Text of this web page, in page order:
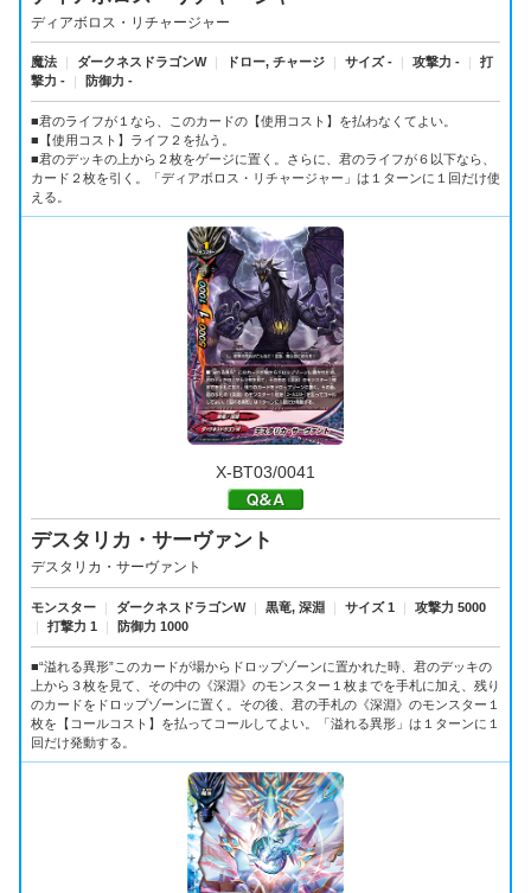
ディアボロス・リチャージャー
魔法 ダークネスドラゴンW ドロー, チャージ サイズ - 攻撃力 -
打
撃力 -
防御力 -
■君のライフが１なら、このカードの【使用コスト】を払わなくてよい。
■【使用コスト】ライフ２を払う。
■君のデッキの上から２枚をゲージに置く。さらに、君のライフが６以下なら、
カード２枚を引く。「ディアボロス・リチャージャー」は１ターンに１回だけ使
える。
X-BT03/0041
デスタリカ・サーヴァント
デスタリカ・サーヴァント
モンスター ダークネスドラゴンW 黒竜, 深淵 サイズ 1
攻撃力 5000
打撃力 1 防御力 1000
■“溢れる異形”このカードが場からドロップゾーンに置かれた時、君のデッキの
上から３枚を見て、その中の《深淵》のモンスター１枚までを手札に加え、残り
のカードをドロップゾーンに置く。その後、君の手札の《深淵》のモンスター１
枚を【コールコスト】を払ってコールしてよい。「溢れる異形」は１ターンに１
回だけ発動する。